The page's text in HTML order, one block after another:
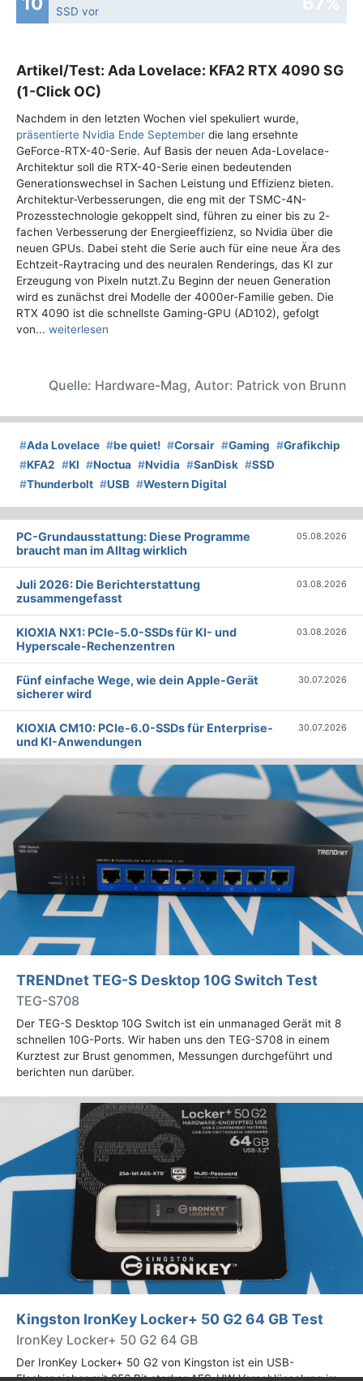
SSD vor
Artikel/Test: Ada Lovelace: KFA2 RTX 4090 SG
(1-Click OC)
Nachdem in den letzten Wochen viel spekuliert wurde,
präsentierte Nvidia Ende September die lang ersehnte
GeForce-RTX-40-Serie. Auf Basis der neuen Ada-Lovelace-
Architektur soll die RTX-40-Serie einen bedeutenden
Generationswechsel in Sachen Leistung und Effizienz bieten.
Architektur-Verbesserungen, die eng mit der TSMC-4N-
Prozesstechnologie gekoppelt sind, führen zu einer bis zu 2-
fachen Verbesserung der Energieeffizienz, so Nvidia über die
neuen GPUs. Dabei steht die Serie auch für eine neue Ära des
Echtzeit-Raytracing und des neuralen Renderings, das KI zur
Erzeugung von Pixeln nutzt.Zu Beginn der neuen Generation
wird es zunächst drei Modelle der 4000er-Familie geben. Die
RTX 4090 ist die schnellste Gaming-GPU (AD102), gefolgt
von... weiterlesen
Quelle: Hardware-Mag, Autor: Patrick von Brunn
#Ada Lovelace #be quiet! #Corsair #Gaming #Grafikchip
#KFA2 #KI #Noctua #Nvidia #SanDisk #SSD
#Thunderbolt #USB #Western Digital
PC-Grundausstattung: Diese Programme
braucht man im Alltag wirklich
05.08.2026
Juli 2026: Die Bericht­erstattung
zusammengefasst
03.08.2026
KIOXIA NX1: PCIe-5.0-SSDs für KI- und
Hyperscale-Rechenzentren
03.08.2026
Fünf einfache Wege, wie dein Apple-Gerät
sicherer wird
30.07.2026
KIOXIA CM10: PCIe-6.0-SSDs für Enterprise-
und KI-Anwendungen
30.07.2026
TRENDnet TEG-S Desktop 10G Switch Test
TEG-S708
Der TEG-S Desktop 10G Switch ist ein unmanaged Gerät mit 8
schnellen 10G-Ports. Wir haben uns den TEG-S708 in einem
Kurztest zur Brust genommen, Messungen durchgeführt und
berichten nun darüber.
Kingston IronKey Locker+ 50 G2 64 GB Test
IronKey Locker+ 50 G2 64 GB
Der IronKey Locker+ 50 G2 von Kingston ist ein USB-
Flashspeicher mit 256 Bit starker AES-HW-Verschlüsselung im